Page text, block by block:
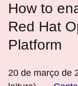
How to
Red Hat
Platform
20 de março de